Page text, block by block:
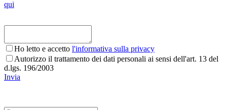
qui
Ho letto e accetto l'informativa sulla privacy
Autorizzo il trattamento dei dati personali ai sensi dell'art. 13 del
d.lgs. 196/2003
Invia